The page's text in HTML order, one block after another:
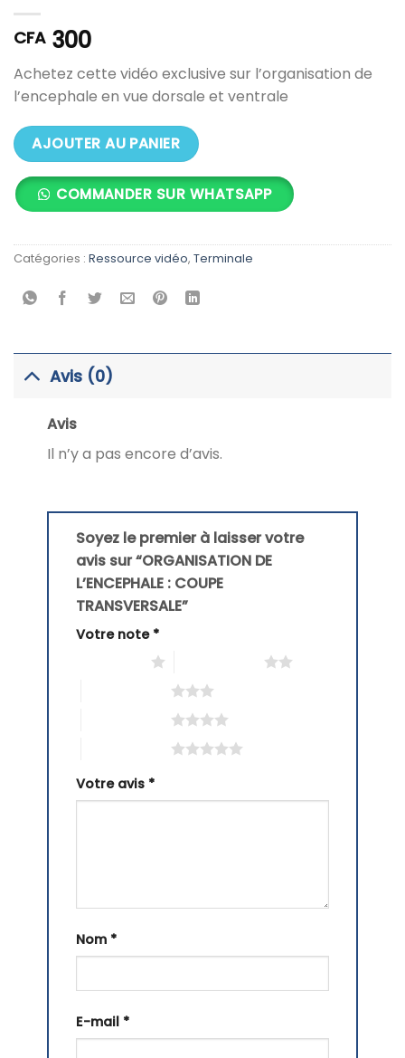
CFA 300
Achetez cette vidéo exclusive sur l’organisation de
l’encephale en vue dorsale et ventrale
AJOUTER AU PANIER
COMMANDER SUR WHATSAPP
Catégories : Ressource vidéo, Terminale
Avis (0)
Avis
Il n’y a pas encore d’avis.
Soyez le premier à laisser votre
avis sur “ORGANISATION DE
L’ENCEPHALE : COUPE
TRANSVERSALE”
Votre note *
Votre avis *
Nom *
E-mail *